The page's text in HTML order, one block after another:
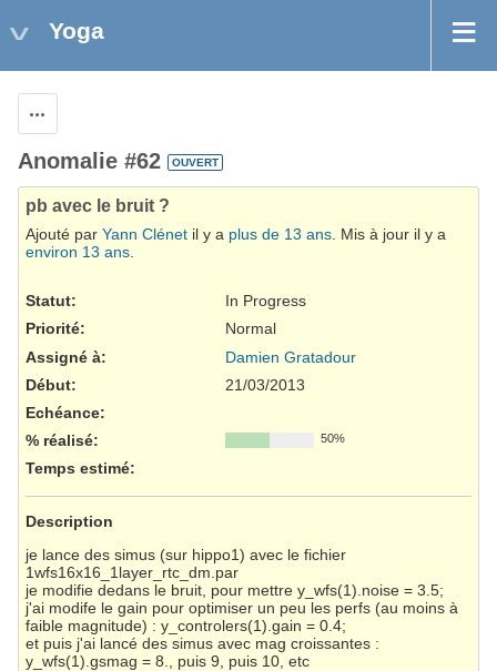
Yoga
Anomalie #62 OUVERT
pb avec le bruit ?
Ajouté par Yann Clénet il y a plus de 13 ans. Mis à jour il y a
environ 13 ans.
Statut:
In Progress
Priorité:
Normal
Assigné à:
Damien Gratadour
Début:
21/03/2013
Echéance:
% réalisé:
50%
Temps estimé:
Description
je lance des simus (sur hippo1) avec le fichier
1wfs16x16_1layer_rtc_dm.par
je modifie dedans le bruit, pour mettre y_wfs(1).noise = 3.5;
j'ai modife le gain pour optimiser un peu les perfs (au moins à
faible magnitude) : y_controlers(1).gain = 0.4;
et puis j'ai lancé des simus avec mag croissantes :
y_wfs(1).gsmag = 8., puis 9, puis 10, etc